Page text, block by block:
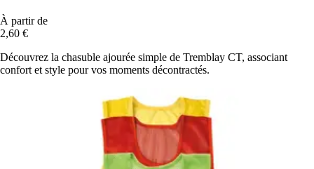
À partir de
2,60 €
Découvrez la chasuble ajourée simple de Tremblay CT, associant
confort et style pour vos moments décontractés.